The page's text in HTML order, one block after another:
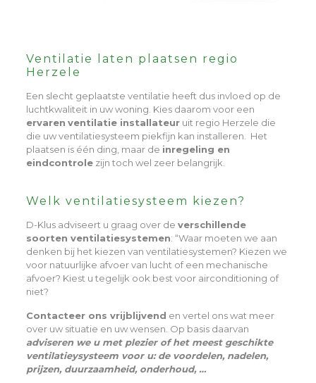
Ventilatie laten plaatsen regio
Herzele
Een slecht geplaatste ventilatie heeft dus invloed op de
luchtkwaliteit in uw woning. Kies daarom voor een
ervaren ventilatie installateuruit regio Herzele die
die uw ventilatiesysteem piekfijn kan installeren. Het
plaatsen is één ding, maar de inregeling en
eindcontrolezijn toch wel zeer belangrijk.
Welk ventilatiesysteem kiezen?
D-Klus adviseert u graag over de verschillende
soorten ventilatiesystemen: “Waar moeten we aan
denken bij het kiezen van ventilatiesystemen? Kiezen we
voor natuurlijke afvoer van lucht of een mechanische
afvoer? Kiest u tegelijk ook best voor airconditioning of
niet?
Contacteer ons vrijblijvend en vertel ons wat meer
over uw situatie en uw wensen. Op basis daarvan
adviseren we u met plezier of het meest geschikte
ventilatieysysteem voor u: de voordelen, nadelen,
prijzen, duurzaamheid, onderhoud, …